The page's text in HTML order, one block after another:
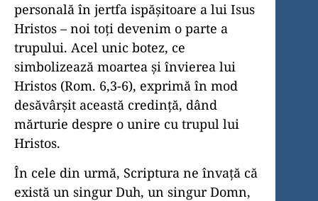
personală în jertfa ispăşitoare a lui Isus
Hristos – noi toţi devenim o parte a
trupului. Acel unic botez, ce
simbolizează moartea şi învierea lui
Hristos (Rom. 6,3-6), exprimă în mod
desăvârşit această credinţă, dând
mărturie despre o unire cu trupul lui
Hristos.
În cele din urmă, Scriptura ne învaţă că
există un singur Duh, un singur Domn,